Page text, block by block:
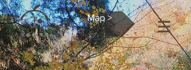
Map >